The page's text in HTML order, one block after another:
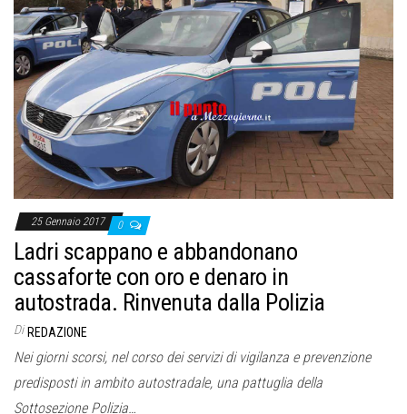
25 Gennaio 2017 0
Ladri scappano e abbandonano
cassaforte con oro e denaro in
autostrada. Rinvenuta dalla Polizia
Di REDAZIONE
Nei giorni scorsi, nel corso dei servizi di vigilanza e prevenzione
predisposti in ambito autostradale, una pattuglia della
Sottosezione Polizia…